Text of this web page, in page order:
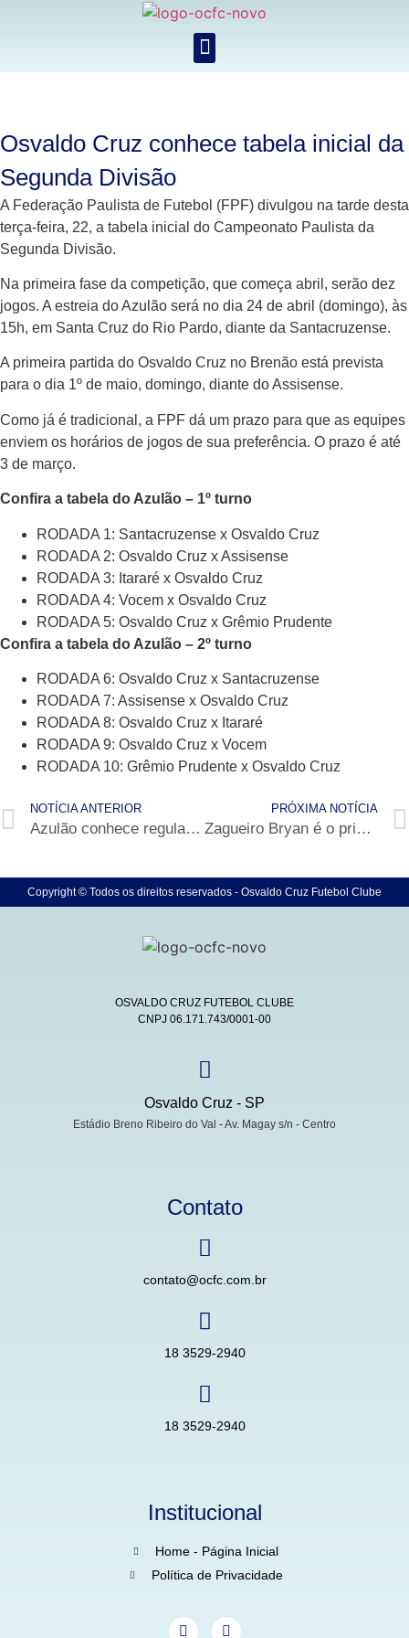
Osvaldo Cruz conhece tabela inicial da
Segunda Divisão
A Federação Paulista de Futebol (FPF) divulgou na tarde desta
terça-feira, 22, a tabela inicial do Campeonato Paulista da
Segunda Divisão.
Na primeira fase da competição, que começa abril, serão dez
jogos. A estreia do Azulão será no dia 24 de abril (domingo), às
15h, em Santa Cruz do Rio Pardo, diante da Santacruzense.
A primeira partida do Osvaldo Cruz no Brenão está prevista
para o dia 1º de maio, domingo, diante do Assisense.
Como já é tradicional, a FPF dá um prazo para que as equipes
enviem os horários de jogos de sua preferência. O prazo é até
3 de março.
Confira a tabela do Azulão – 1º turno
RODADA 1: Santacruzense x Osvaldo Cruz
RODADA 2: Osvaldo Cruz x Assisense
RODADA 3: Itararé x Osvaldo Cruz
RODADA 4: Vocem x Osvaldo Cruz
RODADA 5: Osvaldo Cruz x Grêmio Prudente
Confira a tabela do Azulão – 2º turno
RODADA 6: Osvaldo Cruz x Santacruzense
RODADA 7: Assisense x Osvaldo Cruz
RODADA 8: Osvaldo Cruz x Itararé
RODADA 9: Osvaldo Cruz x Vocem
RODADA 10: Grêmio Prudente x Osvaldo Cruz
NOTÍCIA ANTERIOR
Azulão conhece regulamento e adversários da Segunda Divisão
PRÓXIMA NOTÍCIA
Zagueiro Bryan é o primeiro reforço do Azulão para 2022
Copyright © Todos os direitos reservados - Osvaldo Cruz Futebol Clube
OSVALDO CRUZ FUTEBOL CLUBE
CNPJ 06.171.743/0001-00
Osvaldo Cruz - SP
Estádio Breno Ribeiro do Val - Av. Magay s/n - Centro
Contato
contato@ocfc.com.br
18 3529-2940
18 3529-2940
Institucional
Home - Página Inicial
Política de Privacidade